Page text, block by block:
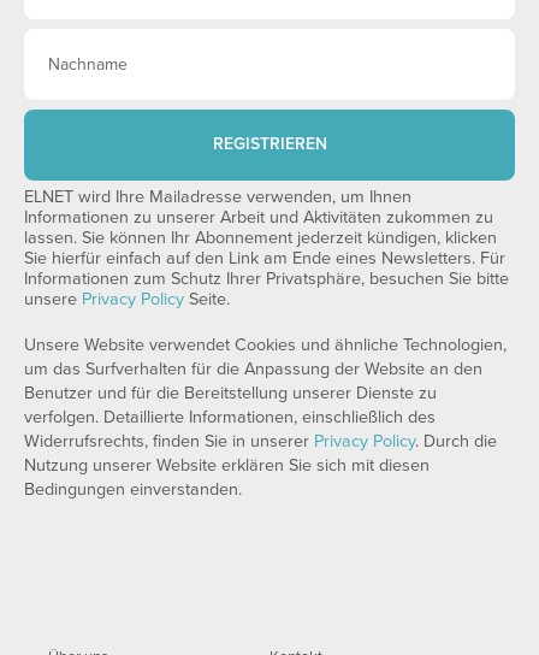
REGISTRIEREN
ELNET wird Ihre Mailadresse verwenden, um Ihnen
Informationen zu unserer Arbeit und Aktivitäten zukommen zu
lassen. Sie können Ihr Abonnement jederzeit kündigen, klicken
Sie hierfür einfach auf den Link am Ende eines Newsletters. Für
Informationen zum Schutz Ihrer Privatsphäre, besuchen Sie bitte
unsere Privacy Policy Seite.
Unsere Website verwendet Cookies und ähnliche Technologien,
um das Surfverhalten für die Anpassung der Website an den
Benutzer und für die Bereitstellung unserer Dienste zu
verfolgen. Detaillierte Informationen, einschließlich des
Widerrufsrechts, finden Sie in unserer Privacy Policy. Durch die
Nutzung unserer Website erklären Sie sich mit diesen
Bedingungen einverstanden.